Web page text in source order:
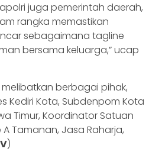
juga pemerintah daerah,
rangka memastikan
sebagaimana tagline
bersama keluarga,” ucap
berbagai pihak,
Kediri Kota, Subdenpom Kota
Timur, Koordinator Satuan
Tamanan, Jasa Raharja,
)